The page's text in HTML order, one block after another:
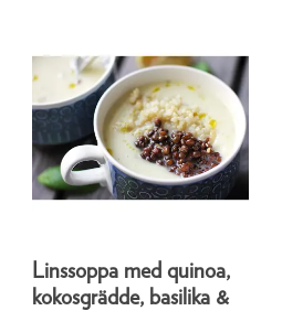
Linssoppa med quinoa,
kokosgrädde, basilika &